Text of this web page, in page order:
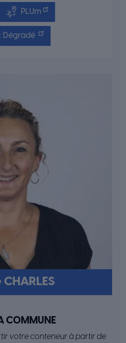
PLUm
Dégradé
COMMUNE
votre conteneur à partir de